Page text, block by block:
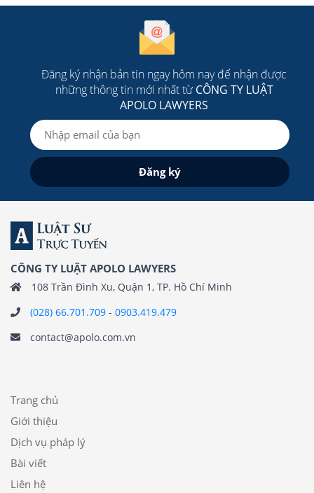
Đăng ký nhận bản tin ngay hôm nay để nhận được
những thông tin mới nhất từCÔNG TY LUẬT
APOLO LAWYERS
CÔNG TY LUẬT APOLO LAWYERS
108 Trần Đình Xu, Quận 1, TP. Hồ Chí Minh
(028) 66.701.709 - 0903.419.479
contact@apolo.com.vn
Trang chủ
Giới thiệu
Dịch vụ pháp lý
Bài viết
Liên hệ